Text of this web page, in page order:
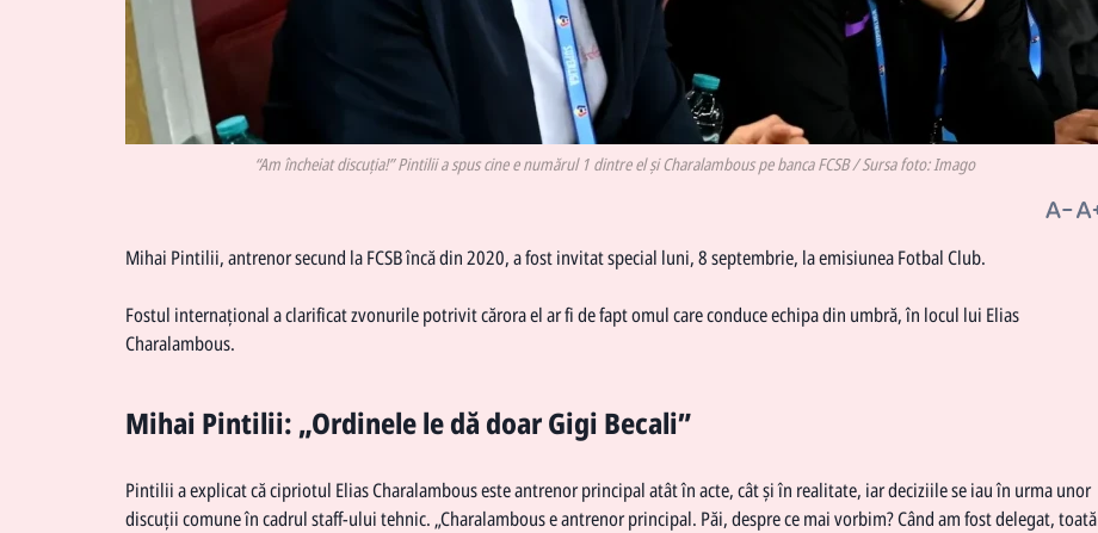
“Am încheiat discuția!” Pintilii a spus cine e numărul 1 dintre el și Charalambous pe banca FCSB / Sursa foto: Imago
Mihai Pintilii, antrenor secund la FCSB încă din 2020, a fost invitat special luni, 8 septembrie, la emisiunea Fotbal Club.
Fostul internațional a clarificat zvonurile potrivit cărora el ar fi de fapt omul care conduce echipa din umbră, în locul lui Elias
Charalambous.
Mihai Pintilii: „Ordinele le dă doar Gigi Becali”
Pintilii a explicat că cipriotul Elias Charalambous este antrenor principal atât în acte, cât și în realitate, iar deciziile se iau în urma unor
discuții comune în cadrul staff-ului tehnic. „Charalambous e antrenor principal. Păi, despre ce mai vorbim? Când am fost delegat, toată